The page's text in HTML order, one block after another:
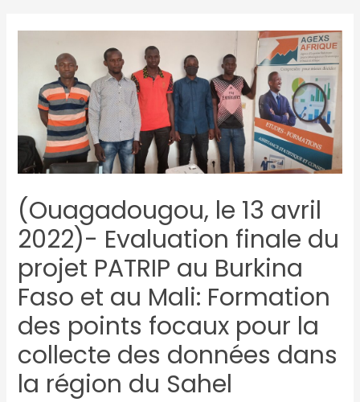
(Ouagadougou, le 13 avril
2022)- Evaluation finale du
projet PATRIP au Burkina
Faso et au Mali: Formation
des points focaux pour la
collecte des données dans
la région du Sahel